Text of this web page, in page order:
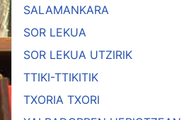
SALAMANKARA
SOR LEKUA
SOR LEKUA UTZIRIK
TTIKI-TTIKITIK
TXORIA TXORI